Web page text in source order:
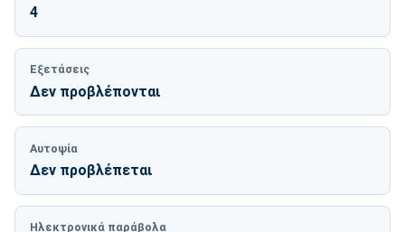
4
Εξετάσεις
Δεν προβλέπονται
Αυτοψία
Δεν προβλέπεται
Ηλεκτρονικά παράβολα